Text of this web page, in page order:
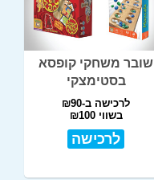
שובר משחקי קופסא
בסטימצקי
לרכישה ב-₪90
בשווי ₪100
לרכישה